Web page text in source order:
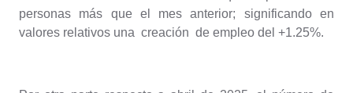
personas más que el mes anterior; significando en
valores relativos una creación de empleo del +1.25%.